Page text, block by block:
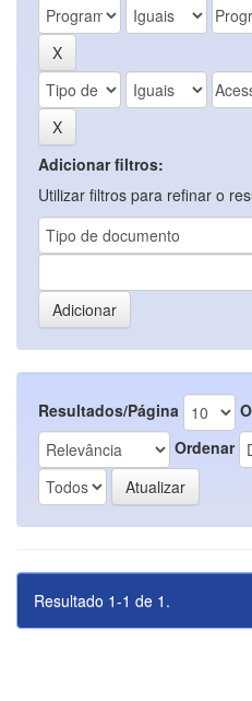
Adicionar filtros:
Utilizar filtros para refinar o
Resultados/Página
Ordenar
Resultado 1-1 de 1.